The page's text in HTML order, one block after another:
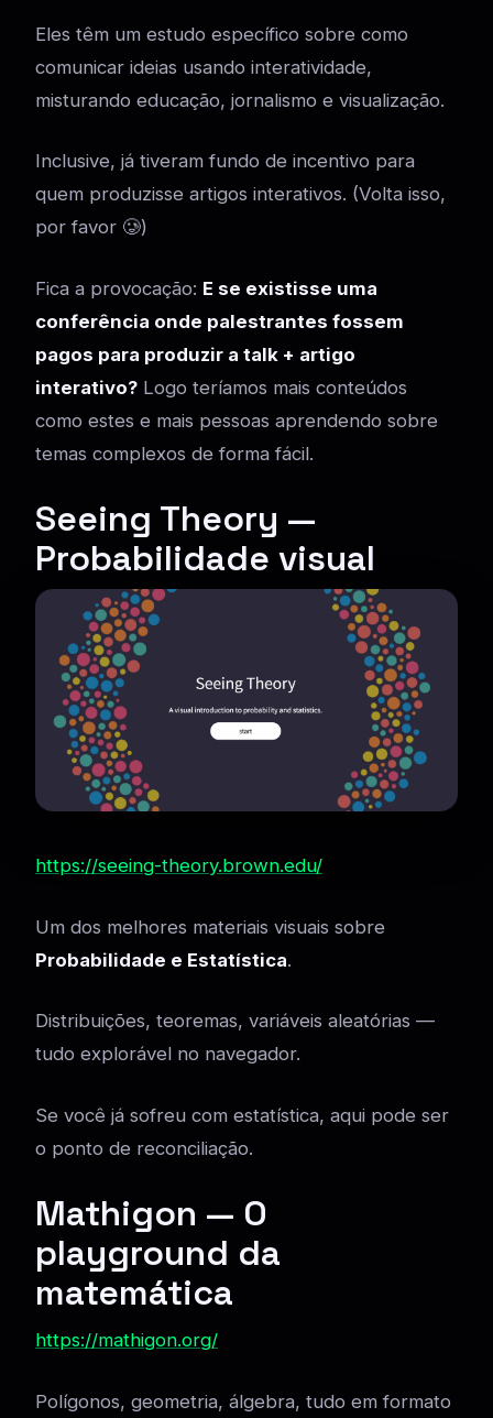
Eles têm um estudo específico sobre como
comunicar ideias usando interatividade,
misturando educação, jornalismo e visualização.
Inclusive, já tiveram fundo de incentivo para
quem produzisse artigos interativos. (Volta isso,
por favor 🥲)
Fica a provocação: E se existisse uma
conferência onde palestrantes fossem
pagos para produzir a talk + artigo
interativo? Logo teríamos mais conteúdos
como estes e mais pessoas aprendendo sobre
temas complexos de forma fácil.
Seeing Theory —
Probabilidade visual
https://seeing-theory.brown.edu/
Um dos melhores materiais visuais sobre
Probabilidade e Estatística.
Distribuições, teoremas, variáveis aleatórias —
tudo explorável no navegador.
Se você já sofreu com estatística, aqui pode ser
o ponto de reconciliação.
Mathigon — O
playground da
matemática
https://mathigon.org/
Polígonos, geometria, álgebra, tudo em formato